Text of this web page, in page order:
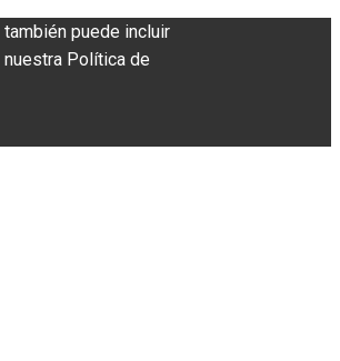
puede incluir
Política de